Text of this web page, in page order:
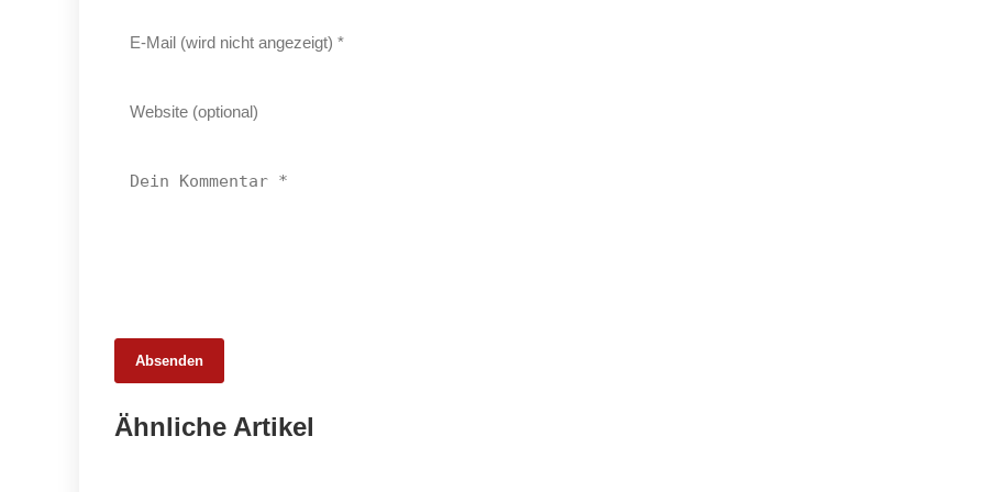
Absenden
Ähnliche Artikel
65 Millionen Euro Umsatz in der